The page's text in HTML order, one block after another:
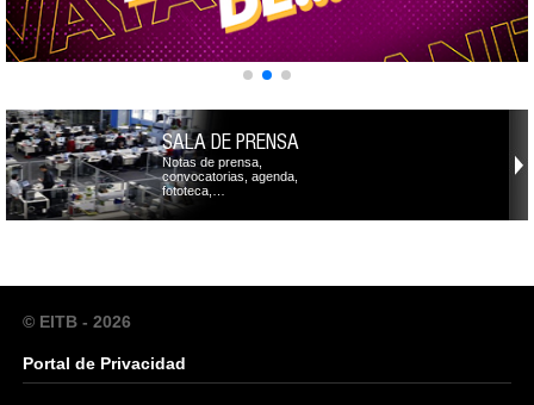
SALA DE PRENSA
Notas de prensa,
convocatorias, agenda,
fototeca,…
© EITB - 2026
Portal de Privacidad